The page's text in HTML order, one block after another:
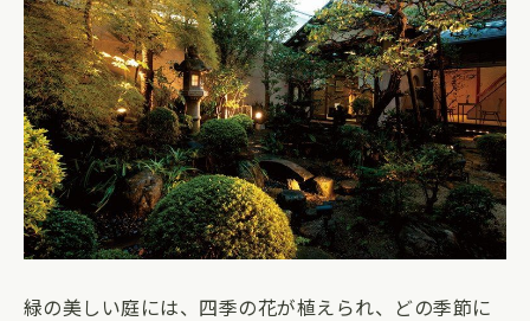
緑の美しい庭には、四季の花が植えられ、どの季節に